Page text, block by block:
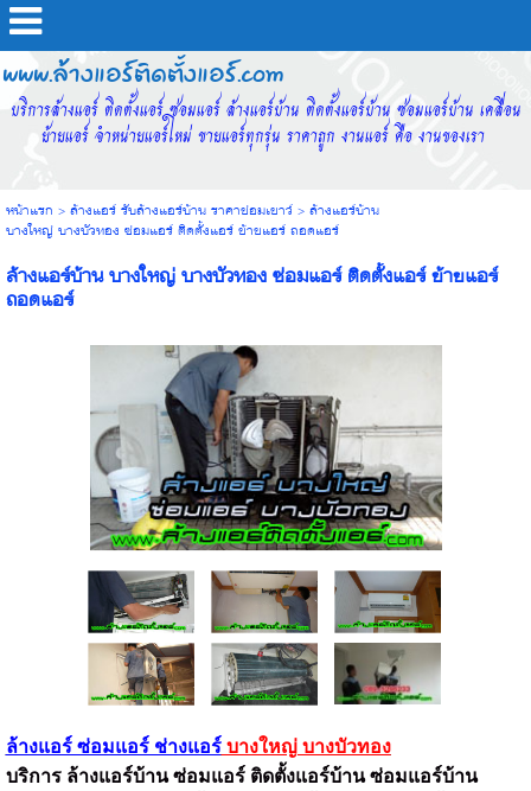
www.ล้างแอร์ติดตั้งแอร์.com
บริการล้างแอร์ ติดตั้งแอร์ ซ่อมแอร์ ล้างแอร์บ้าน ติดตั้งแอร์บ้าน ซ่อมแอร์บ้าน เคลื่อน
ย้ายแอร์ จำหน่ายแอร์ใหม่ ขายแอร์ทุกรุ่น ราคาถูก งานแอร์ คือ งานของเรา
หน้าแรก > ล้างแอร์ รับล้างแอร์บ้าน ราคาย่อมเยาว์> ล้างแอร์บ้าน
บางใหญ่ บางบัวทอง ซ่อมแอร์ ติดตั้งแอร์ ย้ายแอร์ ถอดแอร์
ล้างแอร์บ้าน บางใหญ่ บางบัวทอง ซ่อมแอร์ ติดตั้งแอร์ ย้ายแอร์
ถอดแอร์
ล้างแอร์ ซ่อมแอร์ ช่างแอร์บางใหญ่ บางบัวทอง
บริการ ล้างแอร์บ้าน ซ่อมแอร์ ติดตั้งแอร์บ้าน ซ่อมแอร์บ้าน